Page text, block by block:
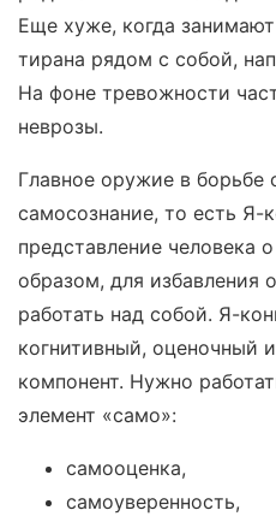
Еще хуже, когда
тирана рядом с собой,
На фоне тревожности
неврозы.
Главное оружие в борьбе
самосознание, то есть Я-
представление человека
образом, для избавления
работать над собой. Я-
когнитивный, оценочный
компонент. Нужно
элемент «само»:
самооценка,
самоуверенность,